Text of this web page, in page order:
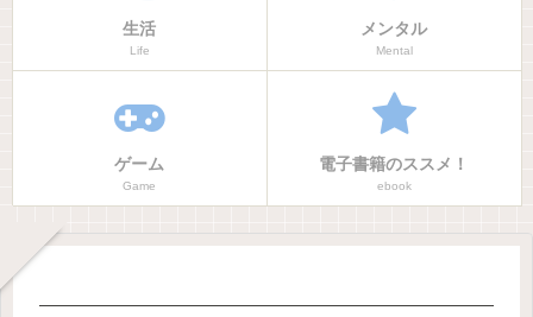
生活
Life
メンタル
Mental
ゲーム
Game
電子書籍のススメ！
ebook